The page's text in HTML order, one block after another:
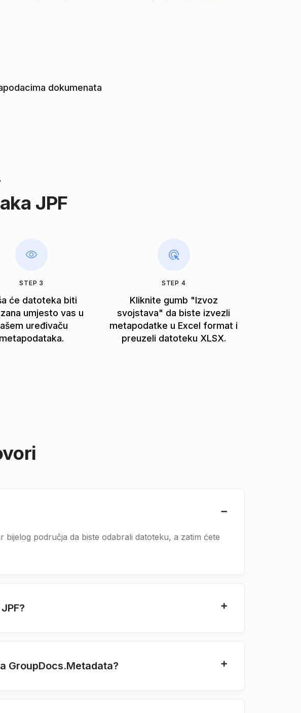
dokumenata
JPF
STEP 3
će datoteka biti
umjesto vas u
uređivaču
metapodataka.
STEP 4
Kliknite gumb "Izvoz
svojstava" da biste izvezli
metapodatke u Excel format i
preuzeli datoteku XLSX.
područja da biste odabrali datoteku, a zatim ćete
GroupDocs.Metadata?